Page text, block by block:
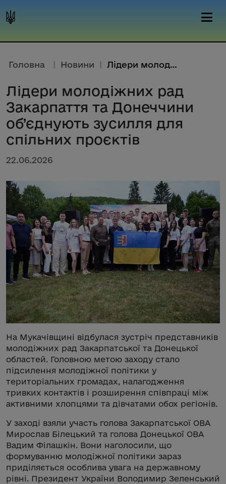
Головна | Новини | Лідери молодіжних рад Закарпат...
Лідери молодіжних рад
Закарпаття та Донеччини
об’єднують зусилля для
спільних проєктів
22.06.2026
На Мукачівщині відбулася зустріч представників
молодіжних рад Закарпатської та Донецької
областей. Головною метою заходу стало
підсилення молодіжної політики у
територіальних громадах, налагодження
тривких контактів і розширення співпраці між
активними хлопцями та дівчатами обох регіонів.
У заході взяли участь голова Закарпатської ОВА
Мирослав Білецький та голова Донецької ОВА
Вадим Філашкін. Вони наголосили, що
формуванню молодіжної політики зараз
приділяється особлива увага на державному
рівні. Президент України Володимир Зеленський